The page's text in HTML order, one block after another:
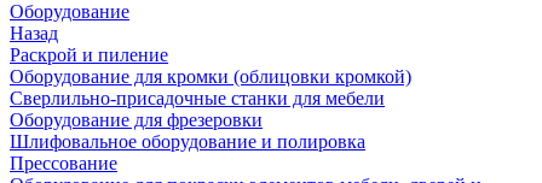
Оборудование
Назад
Раскрой и пиление
Оборудование для кромки (облицовки кромкой)
Сверлильно-присадочные станки для мебели
Оборудование для фрезеровки
Шлифовальное оборудование и полировка
Прессование